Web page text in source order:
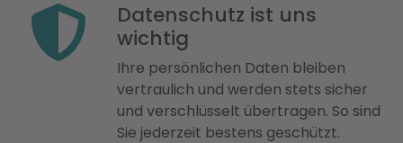
Datenschutz ist uns
wichtig
Ihre persönlichen Daten bleiben
vertraulich und werden stets sicher
und verschlüsselt übertragen. So sind
Sie jederzeit bestens geschützt.